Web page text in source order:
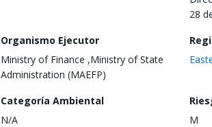
28
Organismo Ejecutor
Ministry of Finance ,Ministry of State
Administration (MAEFP)
Categoría Ambiental
N/A
M